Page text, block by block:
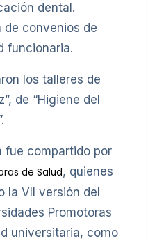
dental.
de convenios de
funcionaria.
los talleres de
de “Higiene del
fue compartido por
de Salud, quienes
la VII versión del
Promotoras
universitaria, como